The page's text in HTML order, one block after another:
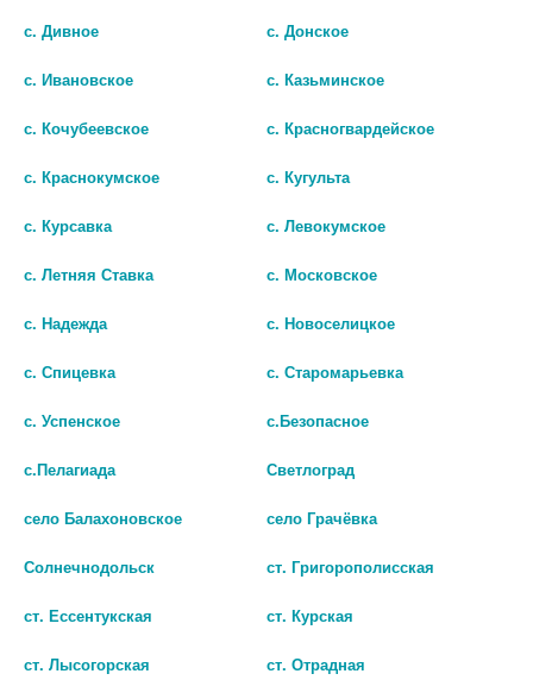
ВИШИ НЕОВАДИОЛ КОМПЛЕКС
МЕНОПАУЗА УПЛОТНЯЮЩИЙ
5 314 руб.
ВИШИ НЕОВАДИОЛ КРЕМ Д/
ФИТОСКУЛЬПТ 50МЛ. [VICHY]
с. Дивное с. Донское
с. Ивановское с. Казьминское
с. Кочубеевское с. Красногвардейское
с. Краснокумское с. Кугульта
с. Курсавка с. Левокумское
с. Летняя Ставка с. Московское
с. Надежда с. Новоселицкое
с. Спицевка с. Старомарьевка
с. Успенское с.Безопасное
с.Пелагиада Светлоград
село Балахоновское село Грачёвка
Солнечнодольск ст. Григорополисская
ст. Ессентукская ст. Курская
ст. Лысогорская ст. Отрадная